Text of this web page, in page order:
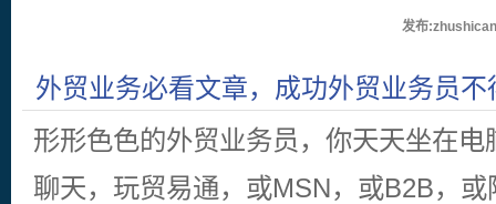
发布
外贸业务必看文章，成功外贸业务员不
的10个精品网站
形形色色的外贸业务员，你天天坐在
聊天，玩贸易通，或MSN，或B2B，